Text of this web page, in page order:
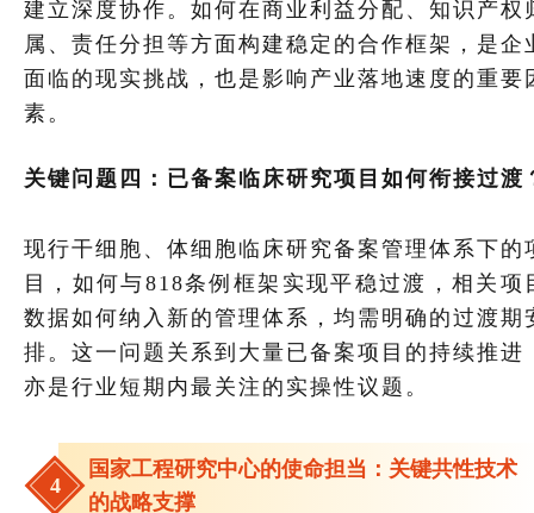
建立深度协作。如何在商业利益分配、知识产权
属、责任分担等方面构建稳定的合作框架，是企
面临的现实挑战，也是影响产业落地速度的重要
素。
关键问题四：已备案临床研究项目如何衔接过渡
现行干细胞、体细胞临床研究备案管理体系下的
目，如何与818条例框架实现平稳过渡，相关项
数据如何纳入新的管理体系，均需明确的过渡期
排。这一问题关系到大量已备案项目的持续推进
亦是行业短期内最关注的实操性议题。
4
国家工程研究中心的使命担当：关键共性技术
的战略支撑